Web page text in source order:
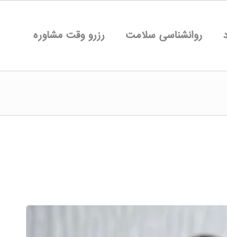
روانشناسی سلامت رزرو وقت مشاوره